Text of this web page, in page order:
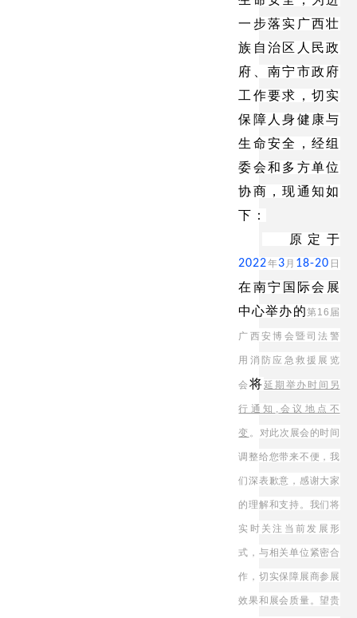
一步落实广西壮
族自治区人民政
府、南宁市政府
工作要求，切实
保障人身健康与
生命安全，经组
委会和多方单位
协商，现通知如
下：
原定于
2022年3 月 18-20 日
在南宁国际会展
中心举办的第16 届
广西安博会暨司法警
用消防应急救援展览
会将 延期举办时间另
行通知 , 会议地点不
变 。 对此次展会的时间
调整给您带来不便，我
们深表歉意，感谢大家
的理解和支持。我们将
实时关注当前发展形
式，与相关单位紧密合
作，切实保障展商参展
效果和展会质量。望贵